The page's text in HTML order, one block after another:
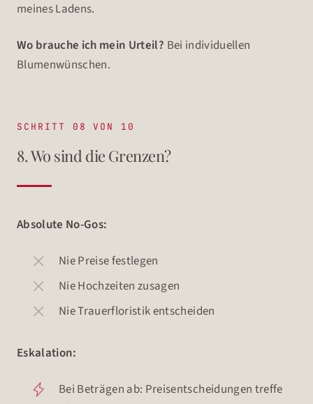
meines Ladens.
Wo brauche ich mein Urteil? Bei individuellen
Blumenwünschen.
SCHRITT 08 VON 10
8. Wo sind die Grenzen?
Absolute No-Gos:
Nie Preise festlegen
Nie Hochzeiten zusagen
Nie Trauerfloristik entscheiden
Eskalation:
Bei Beträgen ab: Preisentscheidungen treffe